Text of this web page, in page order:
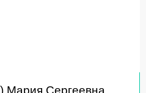
Мария Сергеевна